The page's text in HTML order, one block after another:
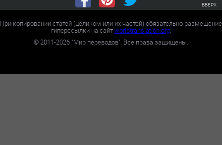
ВВЕРХ
При копировании статей (целиком или их частей) обязательно размещение
гиперссылки на сайтworldtranslation.org.
©2011-2026 "Мир переводов". Все права защищены.